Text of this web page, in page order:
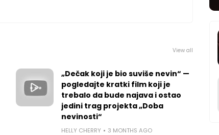
View all
„Dečak koji je bio suviše nevin“ —
pogledajte kratki film koji je
trebalo da bude najava i ostao
jedini trag projekta „Doba
nevinosti“
HELLY CHERRY 3 MONTHS AGO